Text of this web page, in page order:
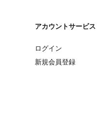
アカウントサービス
ログイン
新規会員登録